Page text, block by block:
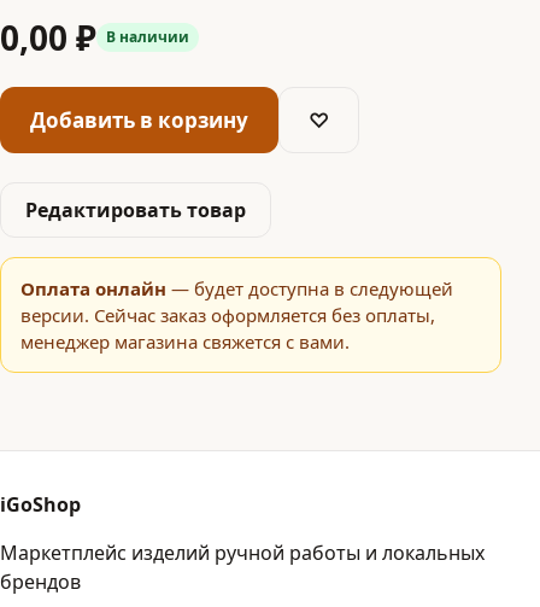
0,00 ₽ В наличии
Добавить в корзину ♡
Редактировать товар
Оплата онлайн — будет доступна в следующей
версии. Сейчас заказ оформляется без оплаты,
менеджер магазина свяжется с вами.
iGoShop
Маркетплейс изделий ручной работы и локальных
брендов